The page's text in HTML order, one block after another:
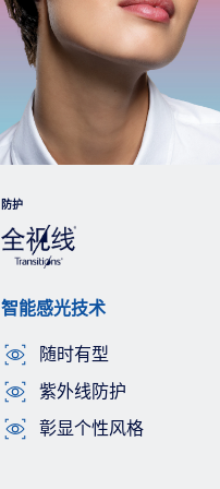
防护
智能感光技术
随时有型
紫外线防护
彰显个性风格